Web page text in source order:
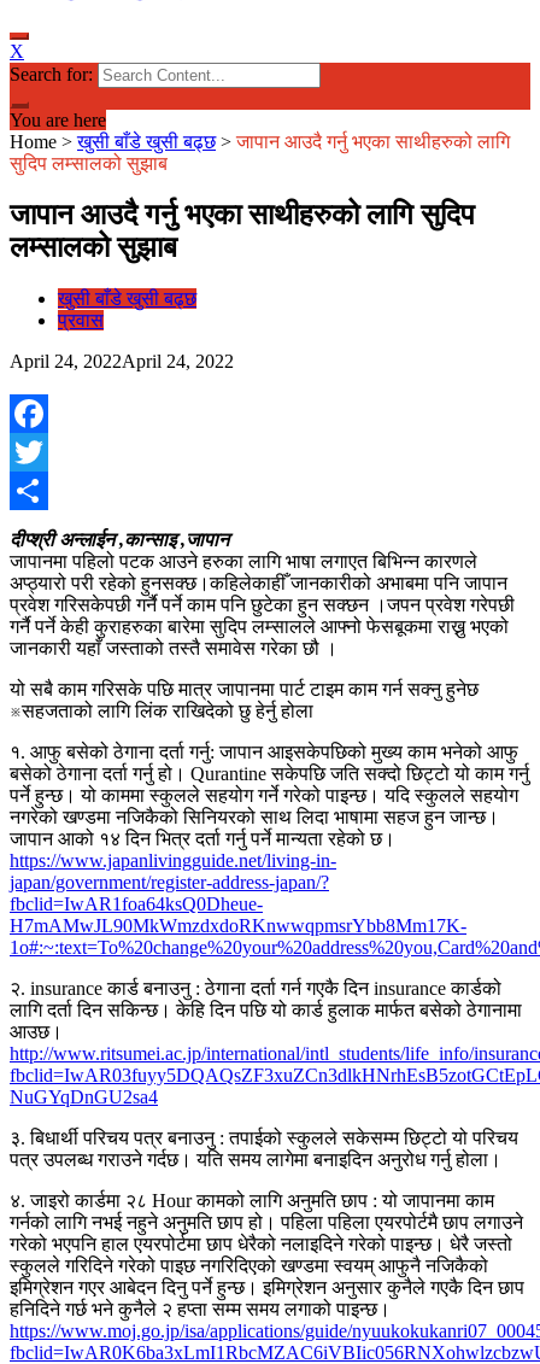
X
Search for:
You are here
Home >खुसी बाँडे खुसी बढ्छ >जापान आउदै गर्नु भएका साथीहरुको लागि
सुदिप लम्सालको सुझाब
जापान आउदै गर्नु भएका साथीहरुको लागि सुदिप
लम्सालको सुझाब
खुसी बाँडे खुसी बढ्छ
प्रवास
April 24, 2022April 24, 2022
Facebook
Twitter
Share
दीप्श्री अन्लाईन ,कान्साइ ,जापान
जापानमा पहिलो पटक आउने हरुका लागि भाषा लगाएत बिभिन्न कारणले
अप्ठ्यारो परी रहेको हुनसक्छ।कहिलेकाहीँ जानकारीको अभाबमा पनि जापान
प्रवेश गरिसकेपछी गर्नै पर्ने काम पनि छुटेका हुन सक्छन ।जपन प्रवेश गरेपछी
गर्नै पर्ने केही कुराहरुका बारेमा सुदिप लम्सालले आफ्नो फेसबूकमा राख्नु भएको
जानकारी यहाँ जस्ताको तस्तै समावेस गरेका छौ ।
यो सबै काम गरिसके पछि मात्र जापानमा पार्ट टाइम काम गर्न सक्नु हुनेछ
※सहजताको लागि लिंक राखिदेको छु हेर्नु होला
१. आफु बसेको ठेगाना दर्ता गर्नु: जापान आइसकेपछिको मुख्य काम भनेको आफु
बसेको ठेगाना दर्ता गर्नु हो। Qurantine सकेपछि जति सक्दो छिट्टो यो काम गर्नु
पर्ने हुन्छ। यो काममा स्कुलले सहयोग गर्ने गरेको पाइन्छ। यदि स्कुलले सहयोग
नगरेको खण्डमा नजिकैको सिनियरको साथ लिदा भाषामा सहज हुन जान्छ।
जापान आको १४ दिन भित्र दर्ता गर्नु पर्ने मान्यता रहेको छ।
https://www.japanlivingguide.net/living-in-
japan/government/register-address-japan/?
fbclid=IwAR1foa64ksQ0Dheue-
H7mAMwJL90MkWmzdxdoRKnwwqpmsrYbb8Mm17K-
२. insurance कार्ड बनाउनु : ठेगाना दर्ता गर्न गएकै दिन insurance कार्डको
लागि दर्ता दिन सकिन्छ। केहि दिन पछि यो कार्ड हुलाक मार्फत बसेको ठेगानामा
आउछ।
http://www.ritsumei.ac.jp/international/intl_students/life_info/
NuGYqDnGU2sa4
३. बिधार्थी परिचय पत्र बनाउनु : तपाईको स्कुलले सकेसम्म छिट्टो यो परिचय
पत्र उपलब्ध गराउने गर्दछ। यति समय लागेमा बनाइदिन अनुरोध गर्नु होला।
४. जाइरो कार्डमा २८ Hour कामको लागि अनुमति छाप : यो जापानमा काम
गर्नको लागि नभई नहुने अनुमति छाप हो। पहिला पहिला एयरपोर्टमै छाप लगाउने
गरेको भएपनि हाल एयरपोर्टमा छाप धेरैको नलाइदिने गरेको पाइन्छ। धेरै जस्तो
स्कुलले गरिदिने गरेको पाइछ नगरिदिएको खण्डमा स्वयम् आफुनै नजिकैको
इमिग्रेशन गएर आबेदन दिनु पर्ने हुन्छ। इमिग्रेशन अनुसार कुनैले गएकै दिन छाप
हनिदिने गर्छ भने कुनैले २ हप्ता सम्म समय लगाको पाइन्छ।
https://www.moj.go.jp/isa/applications/guide/